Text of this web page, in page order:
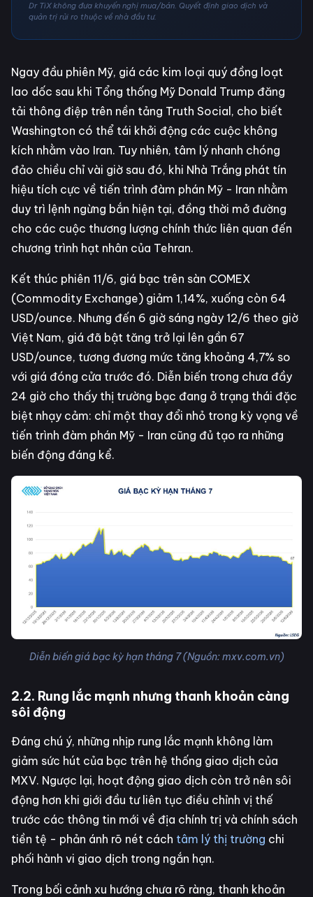
Dr TiX không đưa khuyến nghị mua/bán. Quyết định giao dịch và
quản trị rủi ro thuộc về nhà đầu tư.
Ngay đầu phiên Mỹ, giá các kim loại quý đồng loạt
lao dốc sau khi Tổng thống Mỹ Donald Trump đăng
tải thông điệp trên nền tảng Truth Social, cho biết
Washington có thể tái khởi động các cuộc không
kích nhằm vào Iran. Tuy nhiên, tâm lý nhanh chóng
đảo chiều chỉ vài giờ sau đó, khi Nhà Trắng phát tín
hiệu tích cực về tiến trình đàm phán Mỹ - Iran nhằm
duy trì lệnh ngừng bắn hiện tại, đồng thời mở đường
cho các cuộc thương lượng chính thức liên quan đến
chương trình hạt nhân của Tehran.
Kết thúc phiên 11/6, giá bạc trên sàn COMEX
(Commodity Exchange) giảm 1,14%, xuống còn 64
USD/ounce. Nhưng đến 6 giờ sáng ngày 12/6 theo giờ
Việt Nam, giá đã bật tăng trở lại lên gần 67
USD/ounce, tương đương mức tăng khoảng 4,7% so
với giá đóng cửa trước đó. Diễn biến trong chưa đầy
24 giờ cho thấy thị trường bạc đang ở trạng thái đặc
biệt nhạy cảm: chỉ một thay đổi nhỏ trong kỳ vọng về
tiến trình đàm phán Mỹ - Iran cũng đủ tạo ra những
biến động đáng kể.
Diễn biến giá bạc kỳ hạn tháng 7 (Nguồn: mxv.com.vn)
2.2. Rung lắc mạnh nhưng thanh khoản càng
sôi động
Đáng chú ý, những nhịp rung lắc mạnh không làm
giảm sức hút của bạc trên hệ thống giao dịch của
MXV. Ngược lại, hoạt động giao dịch còn trở nên sôi
động hơn khi giới đầu tư liên tục điều chỉnh vị thế
trước các thông tin mới về địa chính trị và chính sách
tiền tệ - phản ánh rõ nét cách tâm lý thị trường chi
phối hành vi giao dịch trong ngắn hạn.
Trong bối cảnh xu hướng chưa rõ ràng, thanh khoản